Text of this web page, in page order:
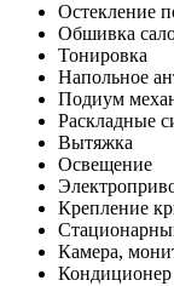
Остекление
Обшивка
Тонировка
Напольное
Подиум
Раскладные
Вытяжка
Освещение
Крепление
Камера,
Кондиционер